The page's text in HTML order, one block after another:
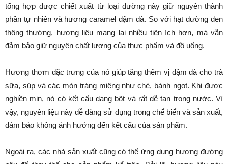
tổng hợp được chiết xuất từ loại đường này giữ nguyên thành
phần tự nhiên và hương caramel đậm đà. So với hạt đường đen
thông thường, hương liệu mang lại nhiều tiện ích hơn, mà vẫn
đảm bảo giữ nguyên chất lượng của thực phẩm và đồ uống.
Hương thơm đặc trưng của nó giúp tăng thêm vị đậm đà cho trà
sữa, súp và các món tráng miệng như chè, bánh ngọt. Khi được
nghiền mịn, nó có kết cấu dạng bột và rất dễ tan trong nước. Vì
vậy, nguyên liệu này dễ dàng sử dụng trong chế biến và sản xuất,
đảm bảo không ảnh hưởng đến kết cấu của sản phẩm.
Ngoài ra, các nhà sản xuất cũng có thể ứng dụng hương đường